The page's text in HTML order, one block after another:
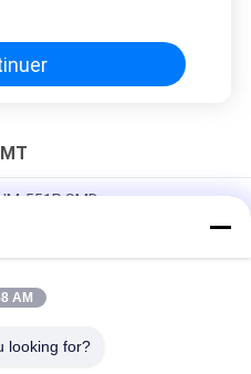
551P SMD
de haute précision SMT Pick
01005
de puces SMT,
AM
looking for?